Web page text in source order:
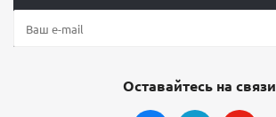
Оставайтесь на связи